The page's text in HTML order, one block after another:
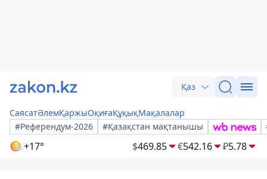
Қаз
СаясатӘлемҚаржыОқиғаҚұқықМақалалар
#Референдум-2026
#Қазақстан мақтанышы
+17° $469.85 €542.16 ₽5.78